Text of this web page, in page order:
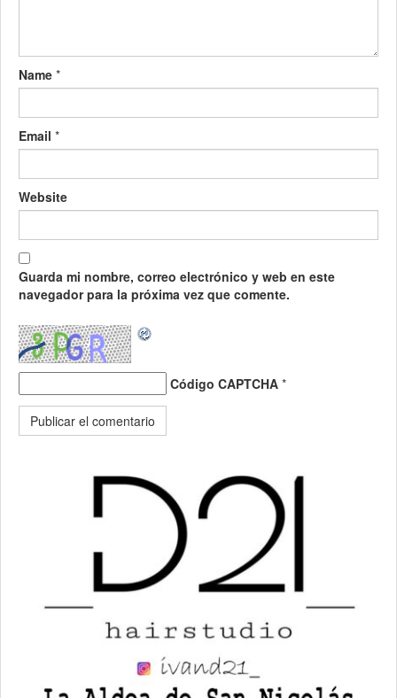
Name *
Email *
Website
Guarda mi nombre, correo electrónico y web en este
navegador para la próxima vez que comente.
Código CAPTCHA *